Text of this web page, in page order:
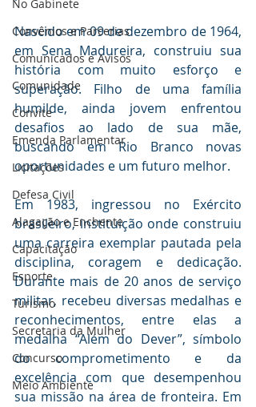
No Gabinete
Convênios e Parcerias
Comunicados e Avisos
Comunidade
Convite
Emenda Parlamentar
Licitações
Defesa Civil
Alagação e Enchente
Capacitação
Esporte
Turismo
Secretaria da Mulher
Concurso
Meio Ambiente
Nascido em 09 de dezembro de 1964,
em Sena Madureira, construiu sua
história com muito esforço e
superação. Filho de uma família
humilde, ainda jovem enfrentou
desafios ao lado de sua mãe,
buscando em Rio Branco novas
oportunidades e um futuro melhor.
Em 1983, ingressou no Exército
brasileiro, instituição onde construiu
uma carreira exemplar pautada pela
disciplina, coragem e dedicação.
Durante mais de 20 anos de serviço
militar, recebeu diversas medalhas e
reconhecimentos, entre elas a
medalha “Além do Dever”, símbolo
do comprometimento e da
excelência com que desempenhou
sua missão na área de fronteira. Em